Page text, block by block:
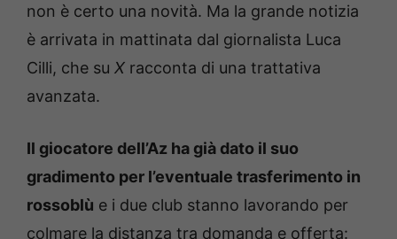
non è certo una novità. Ma la grande notizia
è arrivata in mattinata dal giornalista Luca
Cilli, che su X racconta di una trattativa
avanzata.
Il giocatore dell’Az ha già dato il suo
gradimento per l’eventuale trasferimento in
rossoblù e i due club stanno lavorando per
colmare la distanza tra domanda e offerta: